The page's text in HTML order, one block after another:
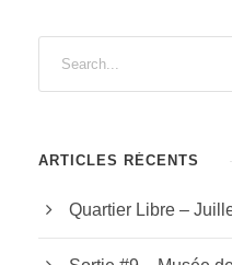
ARTICLES RÉCENTS
Quartier Libre –